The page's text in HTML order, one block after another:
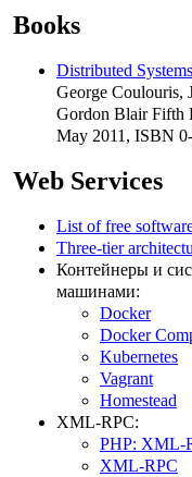
Books
Distributed
George Coulouris,
Gordon Blair Fifth
May 2011, ISBN
Web Services
List of free
Three-tier
Контейнеры и
машинами:
Docker
Docker
Kubernetes
Vagrant
Homestead
XML-RPC:
PHP: XML-
XML-RPC